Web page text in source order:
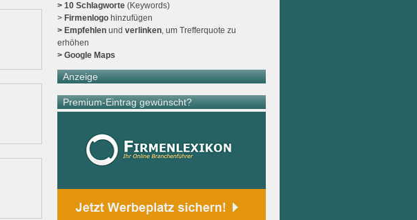
> 10 Schlagworte(Keywords)
> Firmenlogohinzufügen
> Empfehlenund verlinken, um Trefferquote zu
erhöhen
> Google Maps
Anzeige
Premium-Eintrag gewünscht?